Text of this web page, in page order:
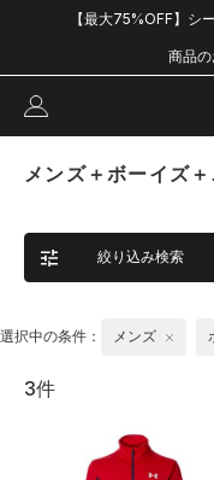
【最大75%OFF】シ
商品
メンズ＋ボーイズ
絞り込み検索
選択中の条件： メンズ
3件